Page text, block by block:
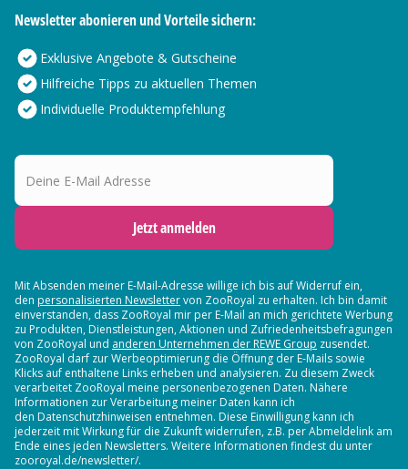
Newsletter abonieren und Vorteile sichern:
Exklusive Angebote & Gutscheine
Hilfreiche Tipps zu aktuellen Themen
Individuelle Produktempfehlung
Deine E-Mail Adresse
Jetzt anmelden
Mit Absenden meiner E-Mail-Adresse willige ich bis auf Widerruf ein,
den personalisierten Newslettervon ZooRoyal zu erhalten. Ich bin damit
einverstanden, dass ZooRoyal mir per E-Mail an mich gerichtete Werbung
zu Produkten, Dienstleistungen, Aktionen und Zufriedenheitsbefragungen
von ZooRoyal und anderen Unternehmen der REWE Group zusendet.
ZooRoyal darf zur Werbeoptimierung die Öffnung der E-Mails sowie
Klicks auf enthaltene Links erheben und analysieren. Zu diesem Zweck
verarbeitet ZooRoyal meine personenbezogenen Daten. Nähere
Informationen zur Verarbeitung meiner Daten kann ich
den Datenschutzhinweisen entnehmen. Diese Einwilligung kann ich
jederzeit mit Wirkung für die Zukunft widerrufen, z.B. per Abmeldelink am
Ende eines jeden Newsletters. Weitere Informationen findest du unter
zooroyal.de/newsletter/.